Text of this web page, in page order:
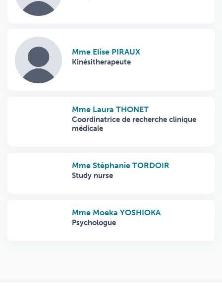
Mme Elise PIRAUX
Kinésitherapeute
Mme Laura THONET
Coordinatrice de recherche clinique
médicale
Mme Stéphanie TORDOIR
Study nurse
Mme Moeka YOSHIOKA
Psychologue